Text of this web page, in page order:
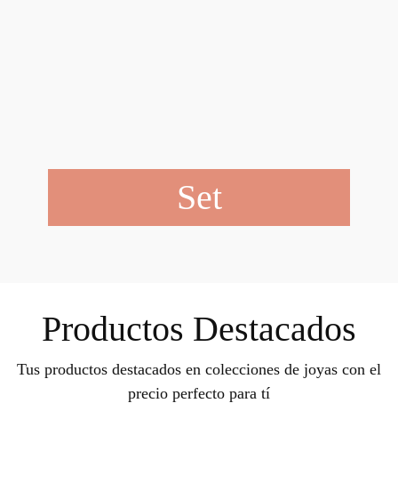
Set
Productos Destacados
Tus productos destacados en colecciones de joyas con el
precio perfecto para tí